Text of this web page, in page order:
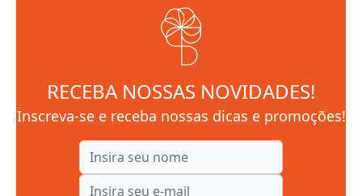
RECEBA NOSSAS NOVIDADES!
Inscreva-se e receba nossas dicas e promoções!